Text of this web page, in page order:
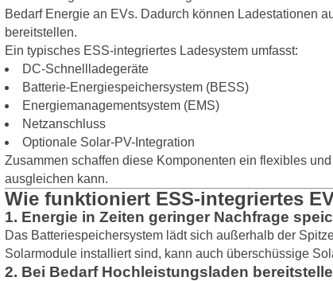
Bedarf Energie an EVs. Dadurch können Ladestationen
bereitstellen.
Ein typisches ESS-integriertes Ladesystem umfasst:
DC-Schnellladegeräte
Batterie-Energiespeichersystem (BESS)
Energiemanagementsystem (EMS)
Netzanschluss
Optionale Solar-PV-Integration
Zusammen schaffen diese Komponenten ein flexibles
ausgleichen kann.
Wie funktioniert ESS-integriertes
1. Energie in Zeiten geringer Nachfrage
Das Batteriespeichersystem lädt sich außerhalb der
Solarmodule installiert sind, kann auch überschüssige
2. Bei Bedarf Hochleistungsladen